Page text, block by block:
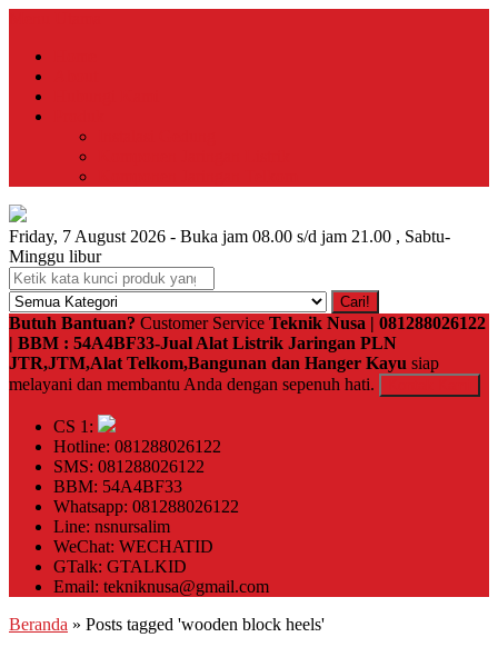
Friday, 7 August 2026 - Buka jam 08.00 s/d jam 21.00 , Sabtu-
Minggu libur
Cari!
Butuh Bantuan? Customer Service Teknik Nusa | 081288026122
| BBM : 54A4BF33-Jual Alat Listrik Jaringan PLN
JTR,JTM,Alat Telkom,Bangunan dan Hanger Kayu siap
melayani dan membantu Anda dengan sepenuh hati.
CS 1:
Hotline: 081288026122
SMS: 081288026122
BBM: 54A4BF33
Whatsapp: 081288026122
Line: nsnursalim
WeChat: WECHATID
GTalk: GTALKID
Email: tekniknusa@gmail.com
Beranda » Posts tagged 'wooden block heels'